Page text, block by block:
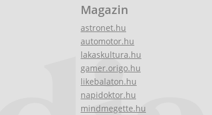
Magazin
astronet.hu
automotor.hu
lakaskultura.hu
gamer.origo.hu
likebalaton.hu
napidoktor.hu
mindmegette.hu